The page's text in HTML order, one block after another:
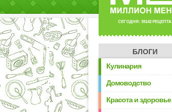
СЕГОДНЯ: 39142 РЕЦЕПТА
БЛОГИ
Кулинария
Домоводство
Красота и здоровье